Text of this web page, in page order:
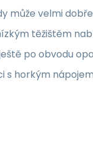
může velmi
těžištěm
po obvodu
s horkým